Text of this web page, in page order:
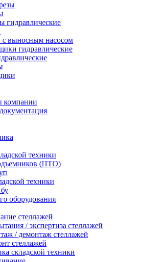
гидравлические
выносным насосом
гидравлические
компании
техники
(ПТО)
техники
оборудования
стеллажей
/ экспертиза стеллажей
/ демонтаж стеллажей
стеллажей
складской техники